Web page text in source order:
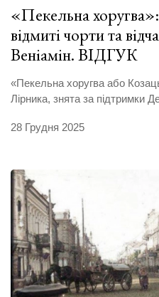
«Пекельна хоругва»:
відмиті чорти та
Веніамін. ВІДГУК
«Пекельна хоругва або
Лірника, знята за підтримки
28 Грудня 2025